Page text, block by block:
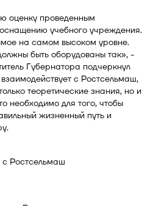
оценку проведенным
учебного учреждения.
на самом высоком уровне.
быть оборудованы так», -
Губернатора подчеркнул
с Ростсельмаш,
теоретические знания, но и
необходимо для того, чтобы
жизненный путь и